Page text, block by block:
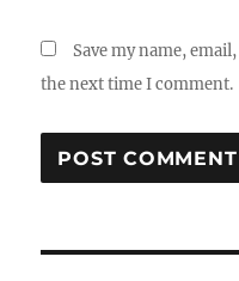
Save my name,
the next time I comment.